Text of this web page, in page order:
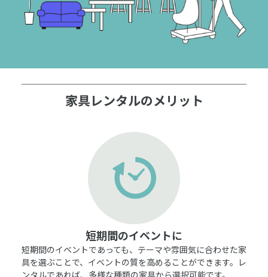
家具レンタルのメリット
短期間のイベントに
短期間のイベントであっても、テーマや雰囲気に合わせた家
具を選ぶことで、イベントの質を高めることができます。レ
ンタルであれば、多様な種類の家具から選択可能です。